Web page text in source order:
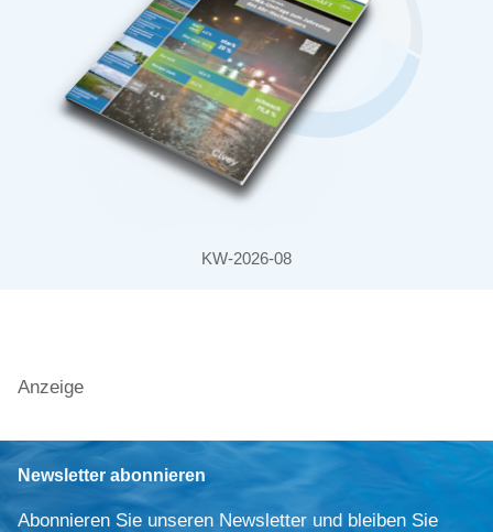
KW-2026-08
Anzeige
Newsletter abonnieren
Abonnieren Sie unseren Newsletter und bleiben Sie